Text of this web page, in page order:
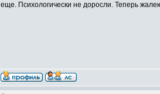
еще. Психологически не доросли. Теперь